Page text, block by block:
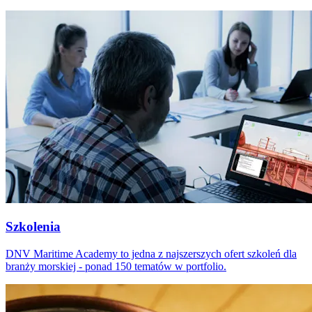
Szkolenia
DNV Maritime Academy to jedna z najszerszych ofert szkoleń dla
branży morskiej - ponad 150 tematów w portfolio.